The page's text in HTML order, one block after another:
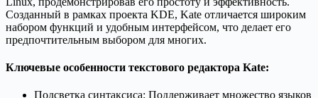
Созданный в рамках проекта KDE, Kate отличается широким
набором функций и удобным интерфейсом, что делает его
предпочтительным выбором для многих.
Ключевые особенности текстового редактора Kate:
Подсветка синтаксиса: Поддерживает множество языков